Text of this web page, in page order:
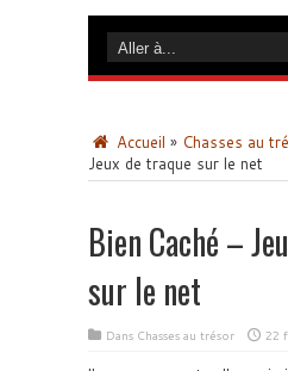
Accueil » Chasses au
Jeux de traque sur le net
Bien Caché –
sur le net
Dans Chasses au trésor 22